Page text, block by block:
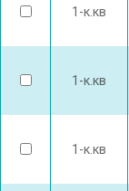
1-к.кв
1-к.кв
1-к.кв